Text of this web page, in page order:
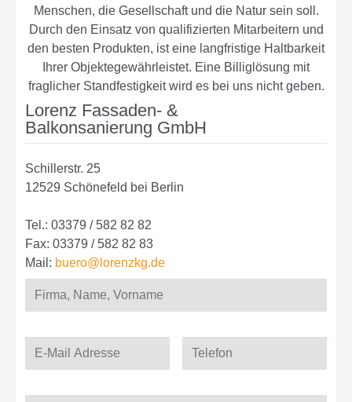
Menschen, die Gesellschaft und die Natur sein soll.
Durch den Einsatz von qualifizierten Mitarbeitern und
den besten Produkten, ist eine langfristige Haltbarkeit
Ihrer Objektegewährleistet. Eine Billiglösung mit
fraglicher Standfestigkeit wird es bei uns nicht geben.
Lorenz Fassaden- &
Balkonsanierung GmbH
Schillerstr. 25
12529 Schönefeld bei Berlin
Tel.: 03379 / 582 82 82
Fax: 03379 / 582 82 83
Mail: buero@lorenzkg.de